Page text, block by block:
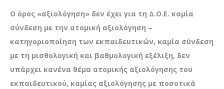
Ο όρος «αξιολόγηση» δεν έχει για τη Δ.Ο.Ε. καμία
σύνδεση με την ατομική αξιολόγηση –
κατηγοριοποίηση των εκπαιδευτικών, καμία σύνδεση
με τη μισθολογική και βαθμολογική εξέλιξη, δεν
υπάρχει κανένα θέμα ατομικής αξιολόγησης του
εκπαιδευτικού, καμίας αξιολόγησης με ποσοτικά